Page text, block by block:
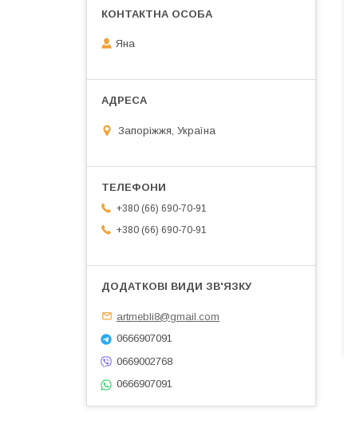
Яна
Запоріжжя, Україна
+380 (66) 690-70-91
+380 (66) 690-70-91
artmebli8@gmail.com
0666907091
0669002768
0666907091